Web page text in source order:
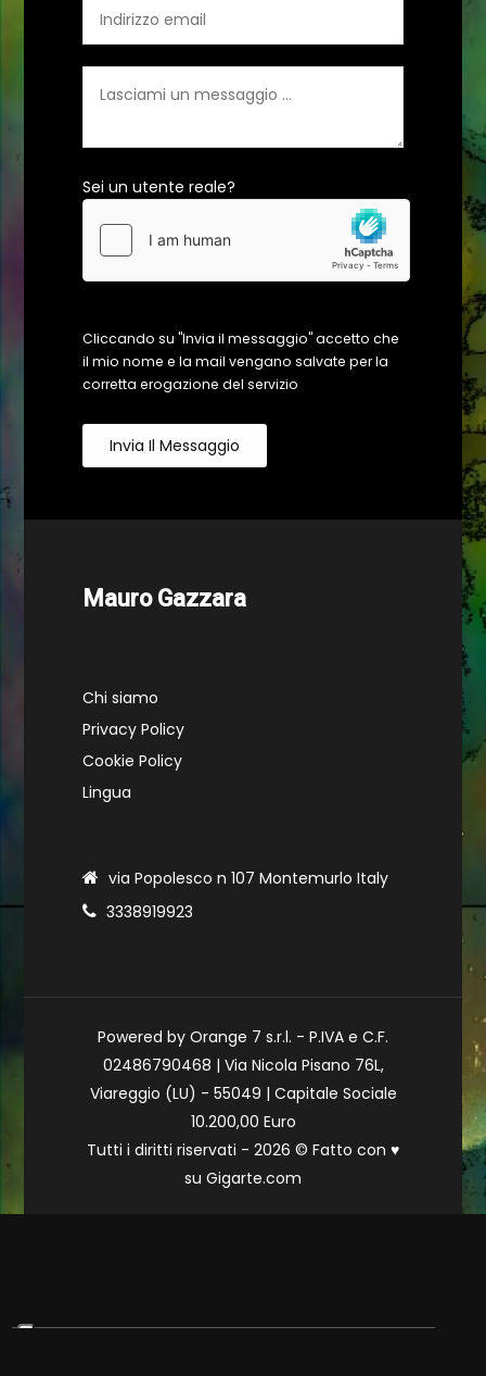
Sei un utente reale?
Cliccando su "Invia il messaggio" accetto che
il mio nome e la mail vengano salvate per la
corretta erogazione del servizio
Invia Il Messaggio
Mauro Gazzara
Chi siamo
Privacy Policy
Cookie Policy
Lingua
via Popolesco n 107 Montemurlo Italy
3338919923
Powered by Orange 7 s.r.l. - P.IVA e C.F.
02486790468 | Via Nicola Pisano 76L,
Viareggio (LU) - 55049 | Capitale Sociale
10.200,00 Euro
Tutti i diritti riservati - 2026 © Fatto con ♥
su Gigarte.com